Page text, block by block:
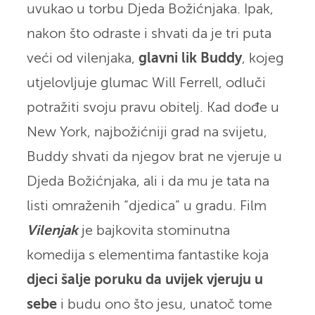
uvukao u torbu Djeda Božićnjaka. Ipak,
nakon što odraste i shvati da je tri puta
veći od vilenjaka, glavni lik Buddy, kojeg
utjelovljuje glumac Will Ferrell, odluči
potražiti svoju pravu obitelj. Kad dođe u
New York, najbožićniji grad na svijetu,
Buddy shvati da njegov brat ne vjeruje u
Djeda Božićnjaka, ali i da mu je tata na
listi omraženih “djedica” u gradu. Film
Vilenjakje bajkovita stominutna
komedija s elementima fantastike koja
djeci šalje poruku da uvijek vjeruju u
sebei budu ono što jesu, unatoč tome